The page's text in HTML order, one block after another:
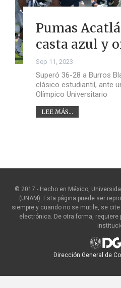
Pumas
casta azul y
Sep 11, 2023
Superó 36-28 a Burros
clásico estudiantil, ante
Olímpico Universitario
LEE MÁS...
© 2017 - Hecho en México,
(UNAM). Esta página puede ser
siempre y cuando no se mutile, se
electrónica. De otra forma,
Dirección General de